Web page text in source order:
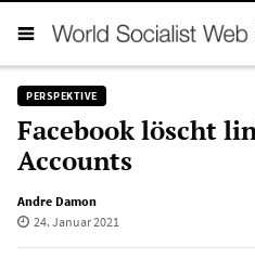
PERSPEKTIVE
Facebook löscht
Accounts
Andre Damon
24. Januar 2021